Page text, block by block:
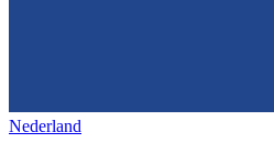
Nederland